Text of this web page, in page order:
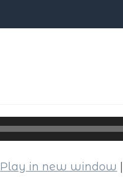
Play in new window